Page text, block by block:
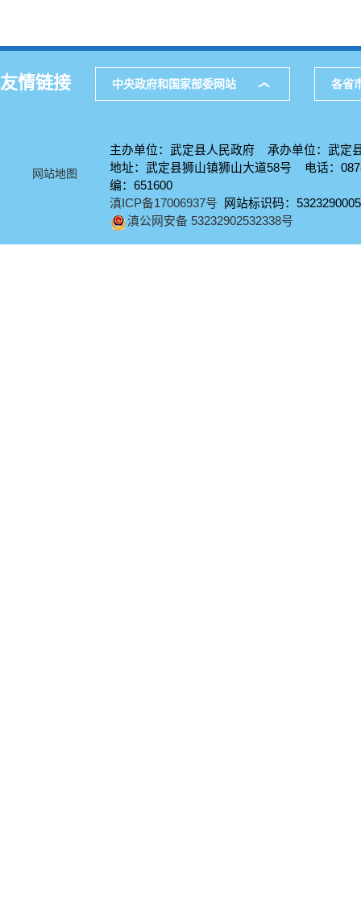
友情链接 中央政府和国家部委网站 各省
网站地图
主办单位：武定县人民政府 承办单位：武定
地址：武定县狮山镇狮山大道58号 电话：
编：651600
滇ICP备17006937号 网站标识码：5323290005
滇公网安备 53232902532338号